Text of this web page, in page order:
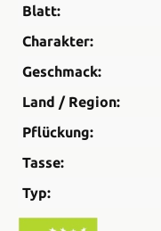
Blatt:
Charakter:
Geschmack:
Land / Region:
Pflückung:
Tasse:
Typ: